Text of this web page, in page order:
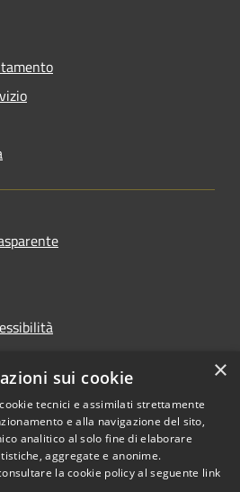
Comune convenzionato
Astigov
Progetto|Convenzione|
×
sui cookie
tecnici e assimilati strettamente
e alla navigazione del sito,
analitico al solo fine di elaborare
aggregate e anonime.
la cookie policy al seguente link